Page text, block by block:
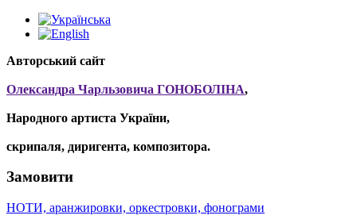
Авторський сайт
Олександра Чарльзовича ГОНОБОЛІНА,
Народного артиста України,
скрипаля, диригента, композитора.
Замовити
НОТИ, аранжировки, оркестровки, фонограми